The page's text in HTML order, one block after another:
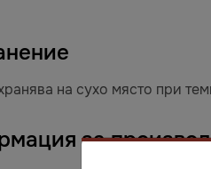
на сухо място при
за